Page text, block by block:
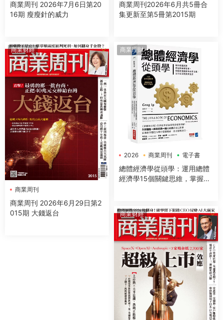
商業周刊 2026年7月6日第20
16期 瘦瘦針的威力
商業周刊2026年6月共5冊合
集更新至第5冊第2015期
商業财經
商業周刊
商業周刊 2026年6月29日第2
015期 大錢返台
商業理財
2026 商業周刊 電子書
總體經濟學從頭學：運用總體
經濟學15個關鍵思維，掌握經
商業财經